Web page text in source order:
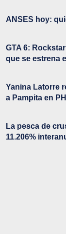
ANSES hoy:
GTA 6:
que se estrena
Yanina Latorre
a Pampita en PH
La pesca de
11.206%